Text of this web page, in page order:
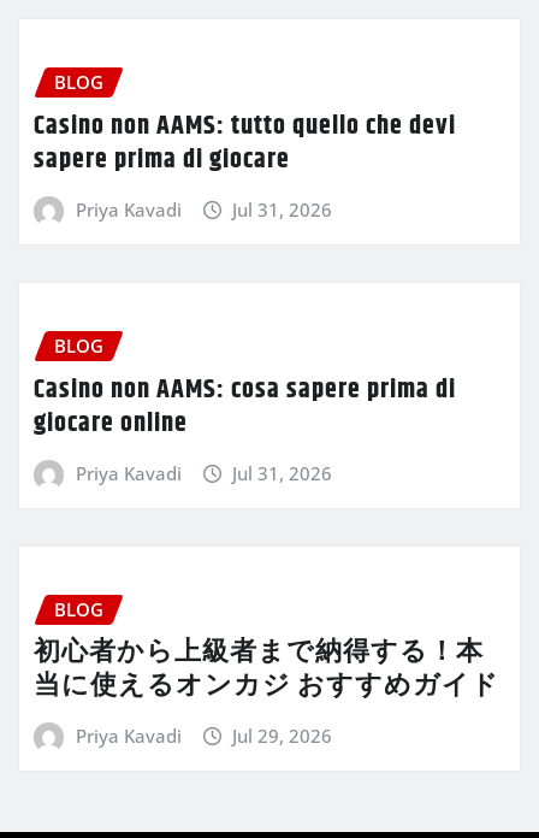
BLOG
Casino non AAMS: tutto quello che devi
sapere prima di giocare
Priya Kavadi Jul 31, 2026
BLOG
Casino non AAMS: cosa sapere prima di
giocare online
Priya Kavadi Jul 31, 2026
BLOG
初心者から上級者まで納得する！本
当に使えるオンカジ おすすめガイド
Priya Kavadi Jul 29, 2026